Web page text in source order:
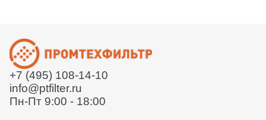
Отправит заказ курьерской службой или вы сможете
забрать его с нашего склада (самовывоз)
Предоставление гарантии, подписание закрывающих
документов
+7 (495) 108-14-10
info@ptfilter.ru
Пн-Пт 9:00 - 18:00